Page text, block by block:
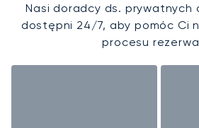
Nasi doradcy ds. prywatnych
dostępni 24/7, aby pomóc Ci
procesu